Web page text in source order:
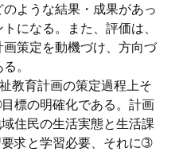
ような結果・成果があっ
になる。また、評価は、
策定を動機づけ、方向づ
。
教育計画の策定過程上そ
標の明確化である。計画
住民の生活実態と生活課
求と学習必要、それに➂